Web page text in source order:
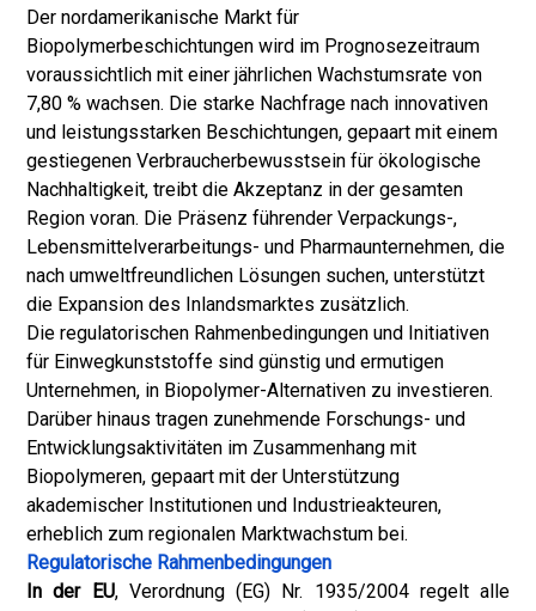
Der nordamerikanische Markt für
Biopolymerbeschichtungen wird im Prognosezeitraum
voraussichtlich mit einer jährlichen Wachstumsrate von
7,80 % wachsen. Die starke Nachfrage nach innovativen
und leistungsstarken Beschichtungen, gepaart mit einem
gestiegenen Verbraucherbewusstsein für ökologische
Nachhaltigkeit, treibt die Akzeptanz in der gesamten
Region voran. Die Präsenz führender Verpackungs-,
Lebensmittelverarbeitungs- und Pharmaunternehmen, die
nach umweltfreundlichen Lösungen suchen, unterstützt
die Expansion des Inlandsmarktes zusätzlich.
Die regulatorischen Rahmenbedingungen und Initiativen
für Einwegkunststoffe sind günstig und ermutigen
Unternehmen, in Biopolymer-Alternativen zu investieren.
Darüber hinaus tragen zunehmende Forschungs- und
Entwicklungsaktivitäten im Zusammenhang mit
Biopolymeren, gepaart mit der Unterstützung
akademischer Institutionen und Industrieakteuren,
erheblich zum regionalen Marktwachstum bei.
Regulatorische Rahmenbedingungen
In der EU, Verordnung (EG) Nr. 1935/2004 regelt alle